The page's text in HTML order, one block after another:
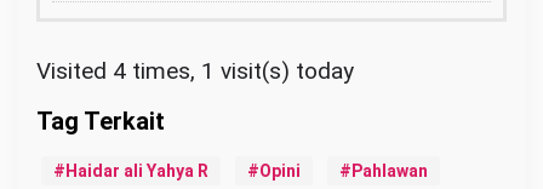
Visited 4 times, 1 visit(s) today
Haidar ali Yahya R Opini Pahlawan